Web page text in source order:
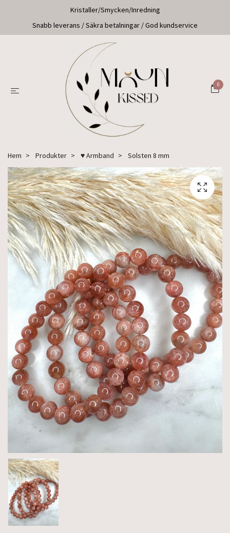
Kristaller/Smycken/Inredning
Snabb leverans / Säkra betalningar / God kundservice
0
Hem Produkter ♥ Armband Solsten 8 mm